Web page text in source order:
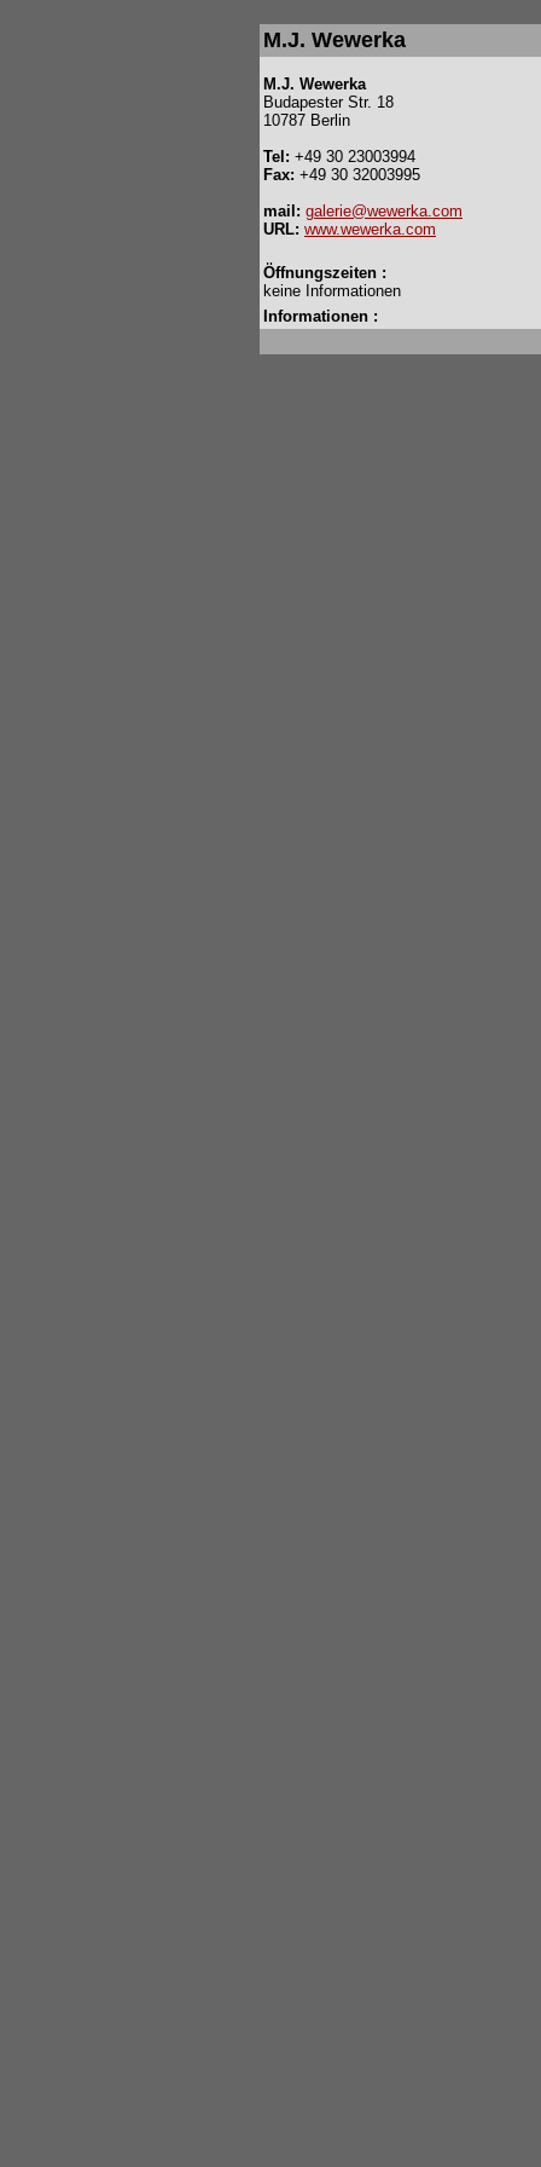
M.J. Wewerka
M.J. Wewerka
Budapester Str. 18
10787 Berlin
Tel: +49 30 23003994
Fax: +49 30 32003995
mail: galerie@wewerka.com
URL: www.wewerka.com
Öffnungszeiten :
keine Informationen
Informationen :